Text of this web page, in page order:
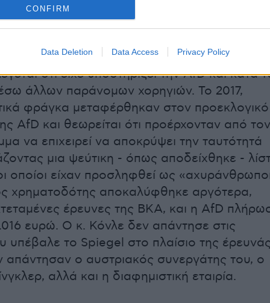
CONFIRM
Data Deletion Data Access Privacy Policy
και στην Γερμανία «φάντασμα», καθώς είναι
στοιχεία για εκείνον. Ο 81χρονος
Λονδίνο και μια εταιρία χαρτοφυλακίου στο
ότι είχε υποστηρίξει την ΑfD και κατά
άλλων παράνομων χορηγιών. Το 2017,
φράγκα μεταφέρθηκαν στον προεκλογικό
AfD και θεωρείται ότι προέρχονταν από τον
να επιχειρεί να αποκρύψει την ταυτότητά
μια ψεύτικη - όπως αποδείχθηκε -
οποίοι είχαν προσληφθεί ως
χρηματοδότης αποκαλύφθηκε αργότερα,
έρευνες της ΒΚΑ, και η AfD
ευρώ. Ο κ. Κόνλε δεν απάντησε στις
υπέβαλε το Spiegel στο πλαίσιο της έρευνάς
απάντησαν ο αυστριακός συνεργάτης του, ο
αλλά και η διαφημιστική εταιρία.